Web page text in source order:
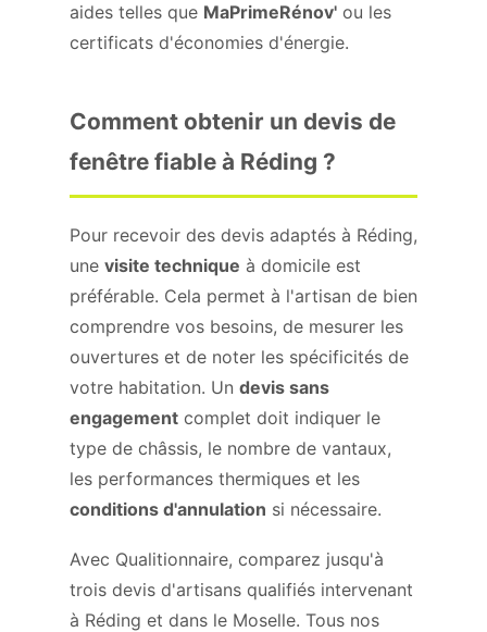
aides telles que MaPrimeRénov' ou les
certificats d'économies d'énergie.
Comment obtenir un devis de
fenêtre fiable à Réding ?
Pour recevoir des devis adaptés à Réding,
une visite technique à domicile est
préférable. Cela permet à l'artisan de bien
comprendre vos besoins, de mesurer les
ouvertures et de noter les spécificités de
votre habitation. Un devis sans
engagement complet doit indiquer le
type de châssis, le nombre de vantaux,
les performances thermiques et les
conditions d'annulation si nécessaire.
Avec Qualitionnaire, comparez jusqu'à
trois devis d'artisans qualifiés intervenant
à Réding et dans le Moselle. Tous nos